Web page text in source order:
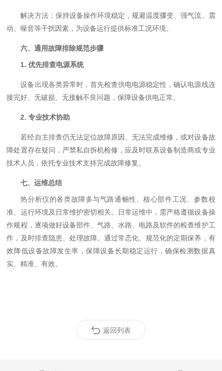
解决方法：保持设备操作环境稳定，规避温度骤变、强气流、震
动、噪音等干扰因素，为设备运行提供标准工况环境。
六、通用故障排除规范步骤
1. 优先排查电源系统
设备出现各类异常时，首先检查供电电源稳定性，确认电源线连
接完好、无破损、无接触不良问题，保障设备供电正常。
2. 专业技术协助
若经自主排查仍无法定位故障原因、无法完成维修，或对设备故
障处置存在疑问，严禁私自拆机检修，应及时联系设备制造商或专业
技术人员，依托专业技术支持完成故障修复。
七、运维总结
热分析仪的各类故障多与气路通畅性、核心部件工况、参数校
准、运行环境及日常维护密切相关。日常运维中，需严格遵循设备操
作规程，逐项做好设备部件、气路、水路、电路及软件的检查维护工
作，及时排查隐患、处理故障。通过常态化、规范化的定期保养，有
效降低设备故障发生率，保障设备长期稳定运行，确保检测数据真
实、精准、有效。
返回列表